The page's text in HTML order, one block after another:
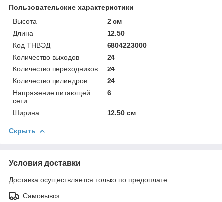
Пользовательские характеристики
Высота
2 см
Длина
12.50
Код ТНВЭД
6804223000
Количество выходов
24
Количество переходников
24
Количество цилиндров
24
Напряжение питающей
сети
6
Ширина 12.50 см
Скрыть
Условия доставки
Доставка осуществляется только по предоплате.
Самовывоз